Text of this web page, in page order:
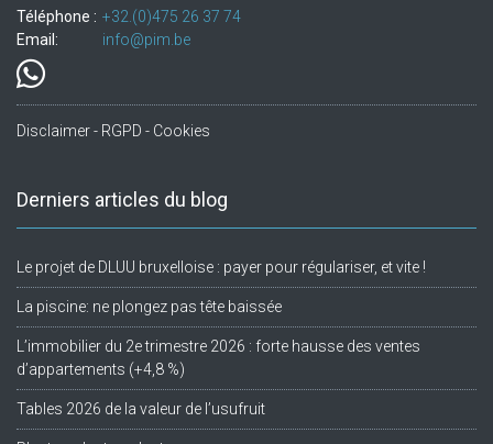
Téléphone : +32.(0)475 26 37 74
Email:
info@pim.be
Disclaimer - RGPD - Cookies
Derniers articles du blog
Le projet de DLUU bruxelloise : payer pour régulariser, et vite !
La piscine: ne plongez pas tête baissée
L’immobilier du 2e trimestre 2026 : forte hausse des ventes
d’appartements (+4,8 %)
Tables 2026 de la valeur de l’usufruit